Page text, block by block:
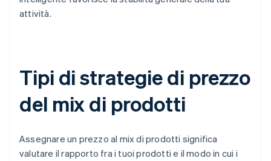
attività.
Tipi di strategie di prezzo
del mix di prodotti
Assegnare un prezzo al mix di prodotti significa
valutare il rapporto fra i tuoi prodotti e il modo in cui i